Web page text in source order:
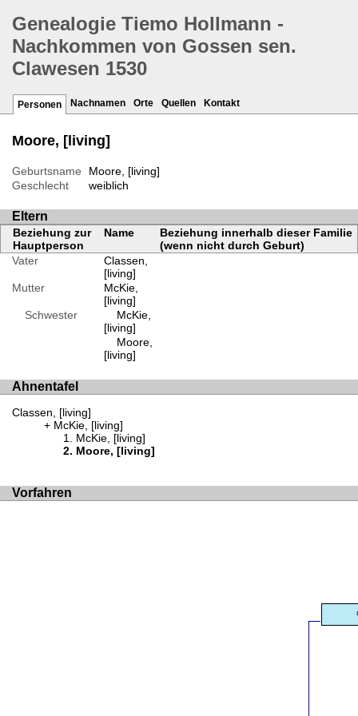
Genealogie Tiemo Hollmann -
Nachkommen von Gossen sen.
Clawesen 1530
Personen Nachnamen Orte Quellen Kontakt
Moore, [living]
Geburtsname
Moore, [living]
Geschlecht
weiblich
Eltern
Beziehung zur
Hauptperson
Name
Beziehung innerhalb dieser Familie
(wenn nicht durch Geburt)
Vater
Classen,
[living]
Mutter
McKie,
[living]
Schwester
McKie,
[living]
Moore,
[living]
Ahnentafel
Classen, [living]
McKie, [living]
McKie, [living]
Moore, [living]
Vorfahren